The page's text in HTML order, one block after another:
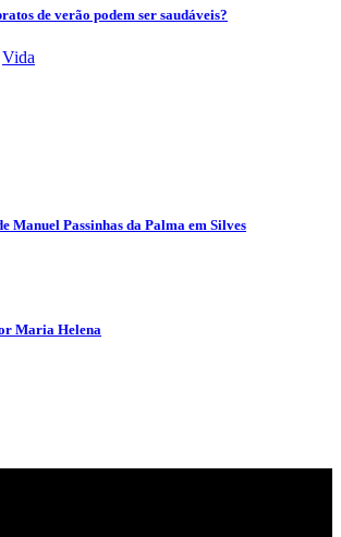
de verão podem ser saudáveis?
Vida
Manuel Passinhas da Palma em Silves
Maria Helena